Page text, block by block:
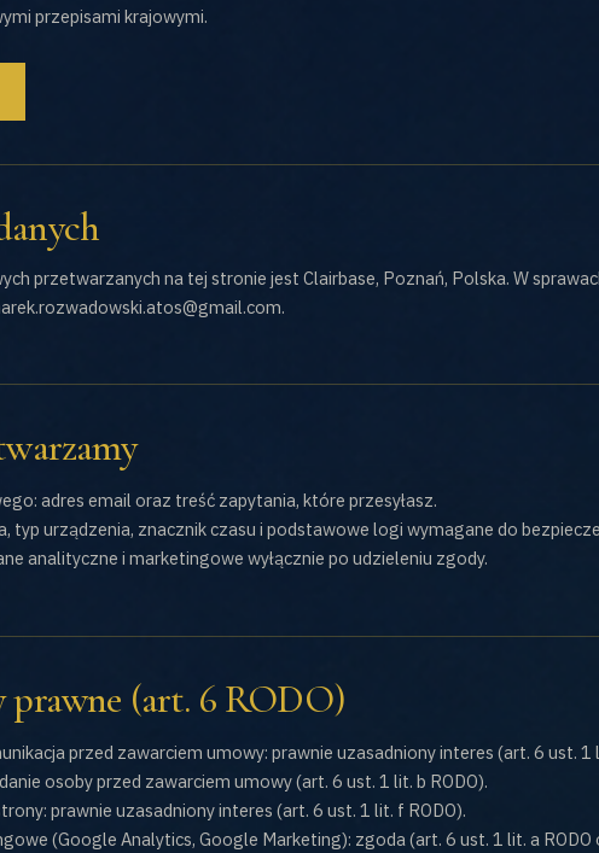
przepisami krajowymi.
przetwarzanych na tej stronie jest Clairbase, Poznań, Polska. W
adres email oraz treść zapytania, które przesyłasz.
typ urządzenia, znacznik czasu i podstawowe logi wymagane do
analityczne i marketingowe wyłącznie po udzieleniu zgody.
prawne (art. 6 RODO)
przed zawarciem umowy: prawnie uzasadniony interes (art. 6 ust. 1
osoby przed zawarciem umowy (art. 6 ust. 1 lit. b RODO).
prawnie uzasadniony interes (art. 6 ust. 1 lit. f RODO).
(Google Analytics, Google Marketing): zgoda (art. 6 ust. 1 lit. a RODO